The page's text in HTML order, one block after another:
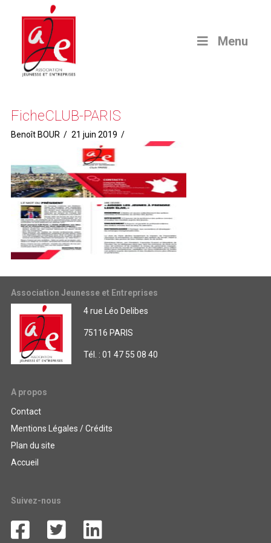
Menu
FicheCLUB-PARIS
Benoît BOUR 21 juin 2019
Association Jeunesse et Entreprises
4 rue Léo Delibes
75116 PARIS
Tél. : 01 47 55 08 40
A propos
Contact
Mentions Légales / Crédits
Plan du site
Accueil
Suivez-nous